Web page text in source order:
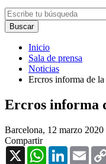
Inicio
Sala de prensa
Noticias
Ercros informa de
Ercros informa
Barcelona, 12 marzo 2020
Compartir
X
WhatsAppLinkedIn